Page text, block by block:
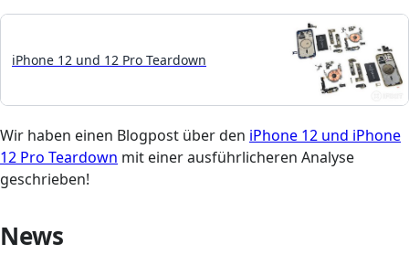
iPhone 12 und 12 Pro Teardown
Wir haben einen Blogpost über den iPhone 12 und iPhone
12 Pro Teardown mit einer ausführlicheren Analyse
geschrieben!
News